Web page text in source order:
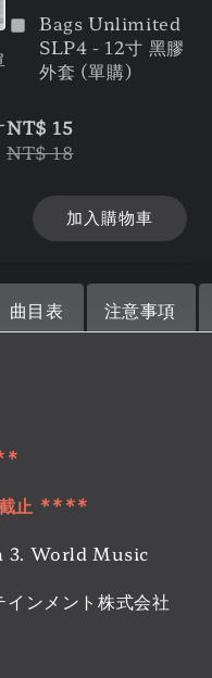
Bags Unlimited
SLP4 - 12寸 黑膠
外套 (單購)
NT$ 15
NT$ 18
加入購物車
曲目表 注意事項
止 ****
3. World Music
ンメント株式会社